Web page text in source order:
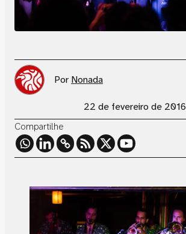
Por Nonada
22 de fevereiro de 2016
Compartilhe